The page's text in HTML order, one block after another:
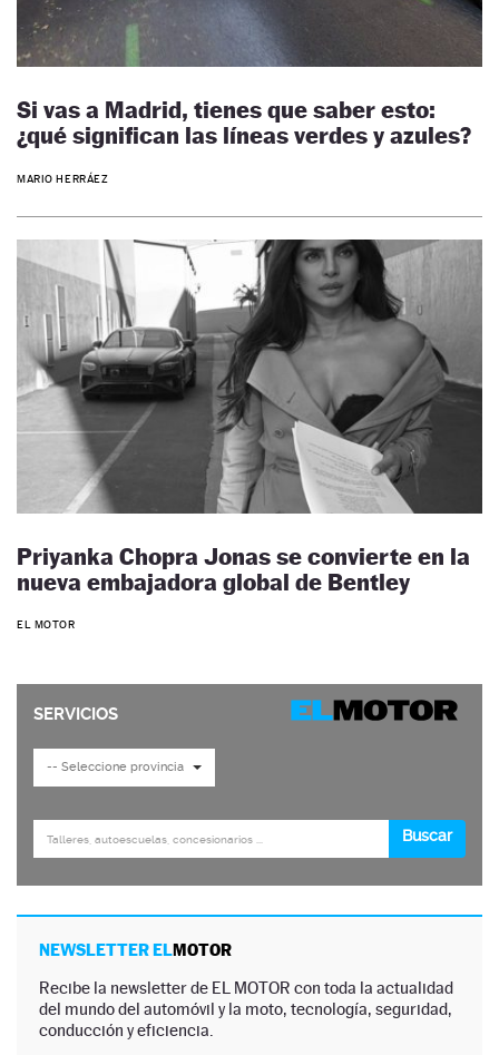
Si vas a Madrid, tienes que saber esto:
¿qué significan las líneas verdes y azules?
MARIO HERRÁEZ
Priyanka Chopra Jonas se convierte en la
nueva embajadora global de Bentley
EL MOTOR
NEWSLETTER ELMOTOR
Recibe la newsletter de EL MOTOR con toda la actualidad
del mundo del automóvil y la moto, tecnología, seguridad,
conducción y eficiencia.